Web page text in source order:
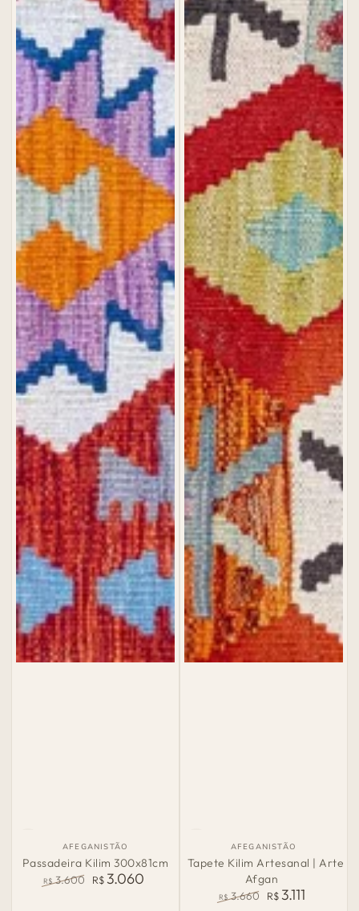
País
de
Origem:
AFEGANISTÃO
Passadeira Kilim 300x81cm
R$ 3.600 R$ 3.060
País
de
AFEGANISTÃO
Tapete Kilim Artesanal | Arte
Afgan
R$ 3.660 R$3.111